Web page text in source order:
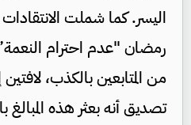
اليسر. كما شملت
رمضان "عدم احترام
من المتابعين بالكذب،
تصديق أنه بعثر هذه المبالغ